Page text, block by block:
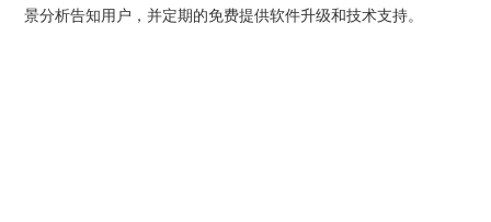
景分析告知用户，并定期的免费提供软件升级和技术支持。